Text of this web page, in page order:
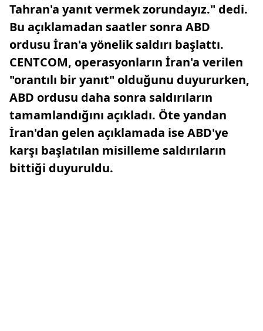
Tahran'a yanıt vermek zorundayız." dedi.
Bu açıklamadan saatler sonra ABD
ordusu İran'a yönelik saldırı başlattı.
CENTCOM, operasyonların İran'a verilen
"orantılı bir yanıt" olduğunu duyururken,
ABD ordusu daha sonra saldırıların
tamamlandığını açıkladı. Öte yandan
İran'dan gelen açıklamada ise ABD'ye
karşı başlatılan misilleme saldırıların
bittiği duyuruldu.